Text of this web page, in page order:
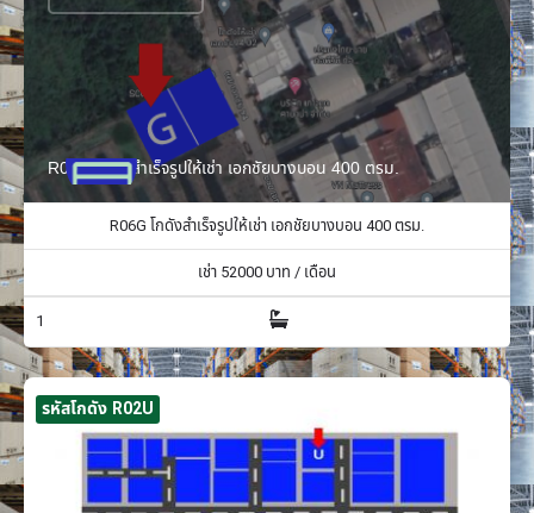
R06G โกดังสำเร็จรูปให้เช่า เอกชัยบางบอน 400 ตรม.
R06G โกดังสำเร็จรูปให้เช่า เอกชัยบางบอน 400 ตรม.
เช่า 52000 บาท / เดือน
1
รหัสโกดัง R02U